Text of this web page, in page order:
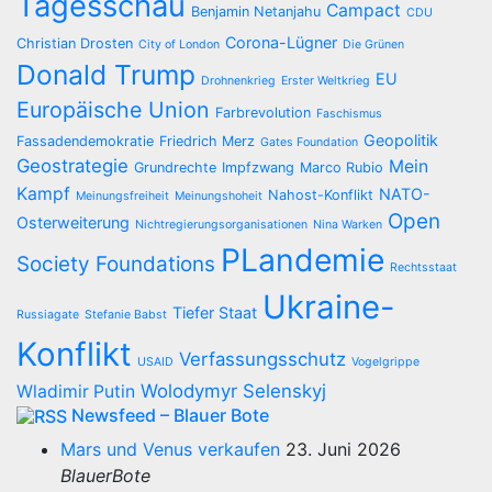
Benjamin Netanjahu Campact CDU
Christian Drosten City of London Corona-Lügner Die Grünen
Donald Trump Drohnenkrieg Erster Weltkrieg EU
Europäische Union Farbrevolution Faschismus
Fassadendemokratie Friedrich Merz Gates Foundation Geopolitik
Geostrategie Grundrechte Impfzwang Marco Rubio Mein
Kampf Meinungsfreiheit Meinungshoheit Nahost-Konflikt NATO-
Osterweiterung Nichtregierungsorganisationen Nina Warken Open
Society Foundations PLandemie Rechtsstaat
Russiagate Stefanie Babst Tiefer Staat Ukraine-
Konflikt USAID Verfassungsschutz Vogelgrippe
Wladimir Putin Wolodymyr Selenskyj
Newsfeed – Blauer Bote
Mars und Venus verkaufen 23. Juni 2026
BlauerBote